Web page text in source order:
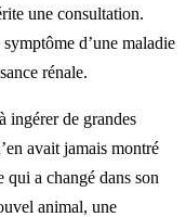
une consultation.
d’une maladie
rénale.
ingérer de grandes
avait jamais montré
qui a changé dans son
animal, une